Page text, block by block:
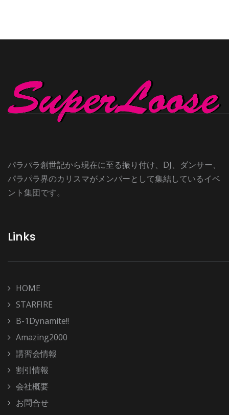
パラパラ創世記から現在に至る振り付け、DJ、ダンサー、
パラパラ界のカリスマがメンバーとして集結しているイベ
ント集団です。
Links
HOME
STARFIRE
B-1Dynamite!!
Amazing2000
講習会情報
割引情報
会社概要
お問合せ